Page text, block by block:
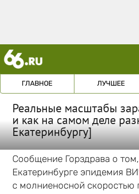
ГЛАВНОЕ ЛУЧШЕЕ
Реальные масштабы
и как на самом деле
Екатеринбургу]
Сообщение Горздрава о
Екатеринбурге эпидемия
с молниеносной скоростью